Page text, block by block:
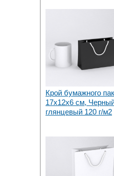
Крой бумажного
17х12x6 см,
глянцевый 120 г/м2